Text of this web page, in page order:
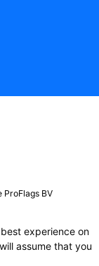
BV
experience on
assume that you